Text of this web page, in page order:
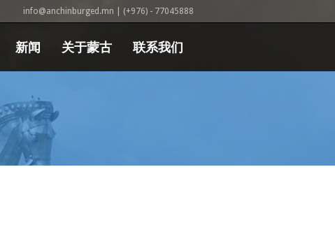
info@anchinburged.mn | (+976) - 77045888
新闻 关于蒙古 联系我们